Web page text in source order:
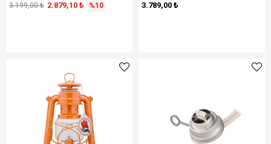
2.879,10 ₺
3.199,00 ₺ %10
3.789,00 ₺